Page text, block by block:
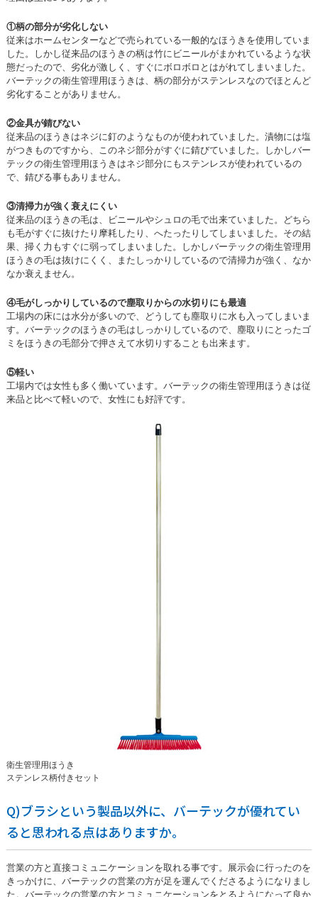
①柄の部分が劣化しない
従来はホームセンターなどで売られている一般的なほうきを使用していま
した。しかし従来品のほうきの柄は竹にビニールがまかれているような状
態だったので、劣化が激しく、すぐにボロボロとはがれてしまいました。
バーテックの衛生管理用ほうきは、柄の部分がステンレスなのでほとんど
劣化することがありません。
②金具が錆びない
従来品のほうきはネジに釘のようなものが使われていました。漬物には塩
がつきものですから、このネジ部分がすぐに錆びていました。しかしバー
テックの衛生管理用ほうきはネジ部分にもステンレスが使われているの
で、錆びる事もありません。
③清掃力が強く衰えにくい
従来品のほうきの毛は、ビニールやシュロの毛で出来ていました。どちら
も毛がすぐに抜けたり摩耗したり、へたったりしてしまいました。その結
果、掃く力もすぐに弱ってしまいました。しかしバーテックの衛生管理用
ほうきの毛は抜けにくく、またしっかりしているので清掃力が強く、なか
なか衰えません。
④毛がしっかりしているので塵取りからの水切りにも最適
工場内の床には水分が多いので、どうしても塵取りに水も入ってしまいま
す。バーテックのほうきの毛はしっかりしているので、塵取りにとったゴ
ミをほうきの毛部分で押さえて水切りすることも出来ます。
⑤軽い
工場内では女性も多く働いています。バーテックの衛生管理用ほうきは従
来品と比べて軽いので、女性にも好評です。
衛生管理用ほうき
ステンレス柄付きセット
Q)ブラシという製品以外に、バーテックが優れてい
ると思われる点はありますか。
営業の方と直接コミュニケーションを取れる事です。展示会に行ったのを
きっかけに、バーテックの営業の方が足を運んでくださるようになりまし
た。バーテックの営業の方とコミュニケーションをとるようになって良か